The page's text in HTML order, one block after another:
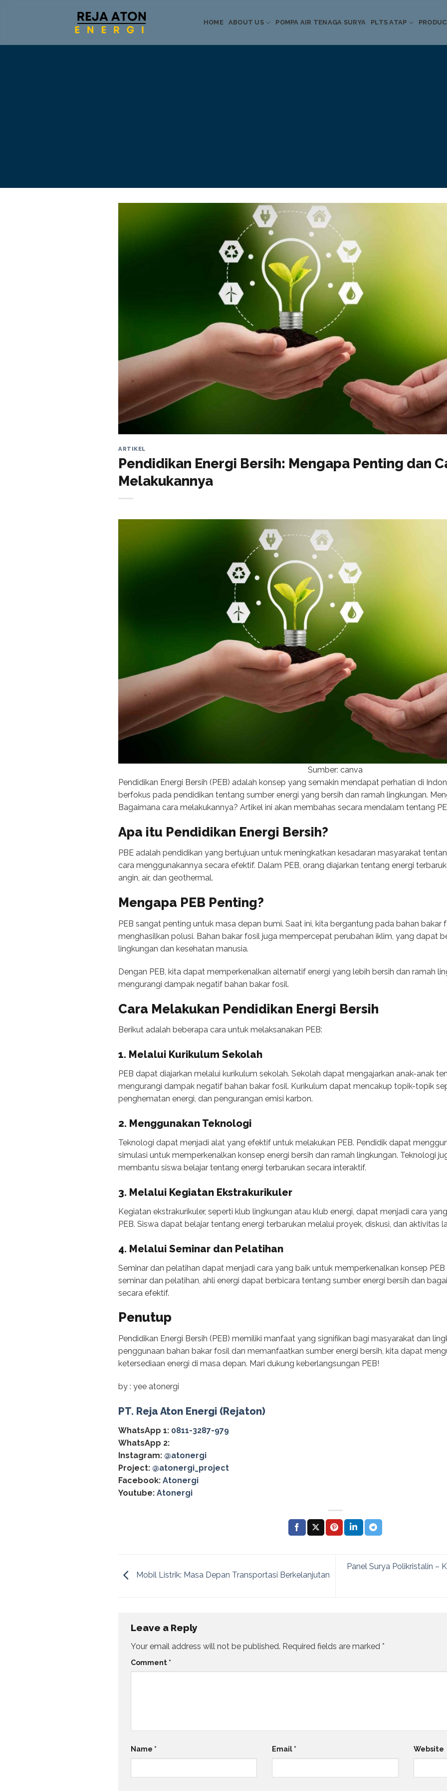
HOME ABOUT US POMPA AIR TENAGA SURYA PLTS ATAP
Informasi Terkini
ARTIKEL
Pendidikan Energi Bersih: Mengapa Penting dan
Melakukannya
Sumber: canva
Pendidikan Energi Bersih (PEB) adalah konsep yang semakin mendapat perhatian di
berfokus pada pendidikan tentang sumber energi yang bersih dan ramah lingkungan.
Bagaimana cara melakukannya? Artikel ini akan membahas secara mendalam tentang
Apa itu Pendidikan Energi Bersih?
PBE adalah pendidikan yang bertujuan untuk meningkatkan kesadaran masyarakat
cara menggunakannya secara efektif. Dalam PEB, orang diajarkan tentang energi
angin, air, dan geothermal.
Mengapa PEB Penting?
PEB sangat penting untuk masa depan bumi. Saat ini, kita bergantung pada bahan bakar
menghasilkan polusi. Bahan bakar fosil juga mempercepat perubahan iklim, yang dapat
lingkungan dan kesehatan manusia.
Dengan PEB, kita dapat memperkenalkan alternatif energi yang lebih bersih dan ramah
mengurangi dampak negatif bahan bakar fosil.
Cara Melakukan Pendidikan Energi Bersih
Berikut adalah beberapa cara untuk melaksanakan PEB:
1. Melalui Kurikulum Sekolah
PEB dapat diajarkan melalui kurikulum sekolah. Sekolah dapat mengajarkan anak-anak
mengurangi dampak negatif bahan bakar fosil. Kurikulum dapat mencakup topik-topik
penghematan energi, dan pengurangan emisi karbon.
2. Menggunakan Teknologi
Teknologi dapat menjadi alat yang efektif untuk melakukan PEB. Pendidik dapat
simulasi untuk memperkenalkan konsep energi bersih dan ramah lingkungan. Teknologi
membantu siswa belajar tentang energi terbarukan secara interaktif.
3. Melalui Kegiatan Ekstrakurikuler
Kegiatan ekstrakurikuler, seperti klub lingkungan atau klub energi, dapat menjadi cara
PEB. Siswa dapat belajar tentang energi terbarukan melalui proyek, diskusi, dan aktivitas
4. Melalui Seminar dan Pelatihan
Seminar dan pelatihan dapat menjadi cara yang baik untuk memperkenalkan konsep
seminar dan pelatihan, ahli energi dapat berbicara tentang sumber energi bersih dan
secara efektif.
Penutup
Pendidikan Energi Bersih (PEB) memiliki manfaat yang signifikan bagi masyarakat dan
penggunaan bahan bakar fosil dan memanfaatkan sumber energi bersih, kita dapat
ketersediaan energi di masa depan. Mari dukung keberlangsungan PEB!
by : yee atonergi
PT. Reja Aton Energi (Rejaton)
WhatsApp 1: 0811-3287-979
WhatsApp 2:
Instagram: @atonergi
Project: @atonergi_project
Facebook: Atonergi
Youtube: Atonergi
Mobil Listrik: Masa Depan Transportasi Berkelanjutan
Panel Surya Polikristalin –
Leave a Reply
Your email address will not be published. Required fields are marked *
Comment *
Name * Email * Website